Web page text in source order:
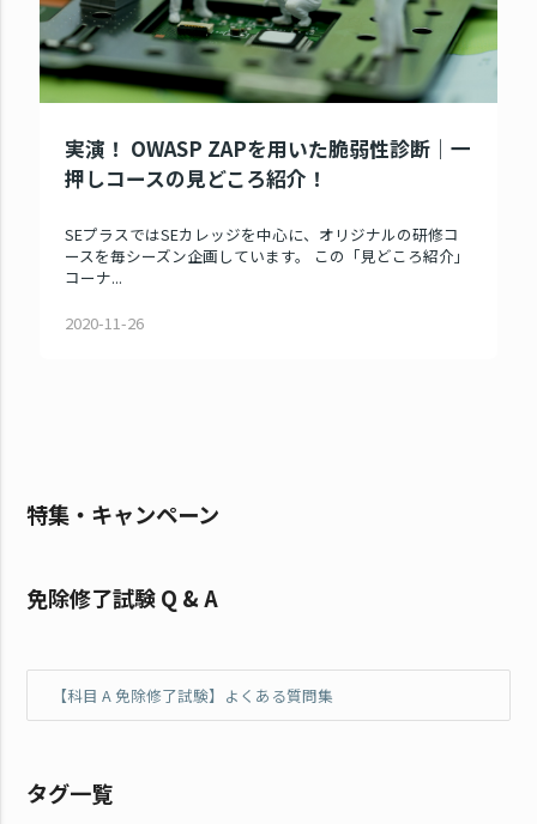
実演！ OWASP ZAPを用いた脆弱性診断｜一
押しコースの見どころ紹介！
SEプラスではSEカレッジを中心に、オリジナルの研修コ
ースを毎シーズン企画しています。 この「見どころ紹介」
コーナ...
2020-11-26
特集・キャンペーン
免除修了試験 Q & A
【科目 A 免除修了試験】よくある質問集
タグ一覧